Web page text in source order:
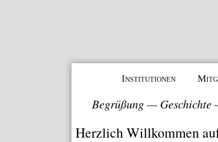
Institutionen
Begrüßung—Geschichte
Herzlich Willkommen